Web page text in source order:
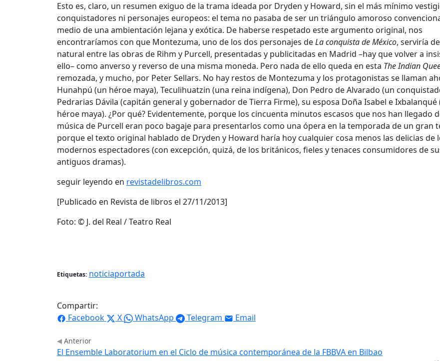
Esto es, claro, un resumen exiguo de la trama ideada por Dryden y Howard, sin el más mínimo
conquistadores ni personajes europeos: el tema no pasaba de ser un triángulo amoroso
medio de una ambientación lejana y exótica. De haberse respetado este argumento original, nos
encontraríamos con que Montezuma, uno de los dos personajes deLa conquista de México, serviría
natural entre las obras de Rihm y Purcell, presentadas y publicitadas en Madrid –hay que volver a
ello– como anverso y reverso de una misma moneda. Pero nada de ello queda en esta The Indian
remozada, y mucho, por Peter Sellars. No hay restos de Montezuma y los protagonistas se llaman
Hunahpú (un héroe maya), Teculihuatzin (una reina indígena), Don Pedro de Alvarado (un
Pedrarias Dávila (capitán general y gobernador de Tierra Firme), su esposa Doña Isabel e Ixbalanqué
héroe maya). ¿Por qué? Evidentemente, porque los cincuenta minutos escasos que nos han llegado
música de Purcell eran poco bagaje para presentarlos como una ópera en la temporada de un gran
porque el texto original hablado de Dryden y Howard haría hoy cualquier cosa menos las delicias de
modernos espectadores (con excepción, quizá, de los británicos, fieles y tenaces consumidores de
antiguos dramas).
seguir leyendo en revistadelibros.com
[Publicado en Revista de libros el 27/11/2013]
Foto: © J. del Real / Teatro Real
Etiquetas: noticiaportada
Compartir:
Facebook
X WhatsApp Telegram Email
Anterior
El Ensemble Laboratorium en el Ciclo de música contemporánea de la FBBVA en Bilbao